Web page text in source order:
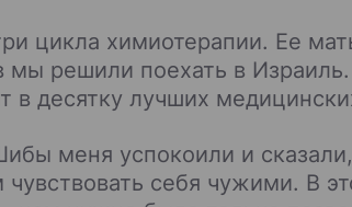
цикла химиотерапии. Ее
мы решили поехать в
в десятку лучших
меня успокоили и
себя чужими. В